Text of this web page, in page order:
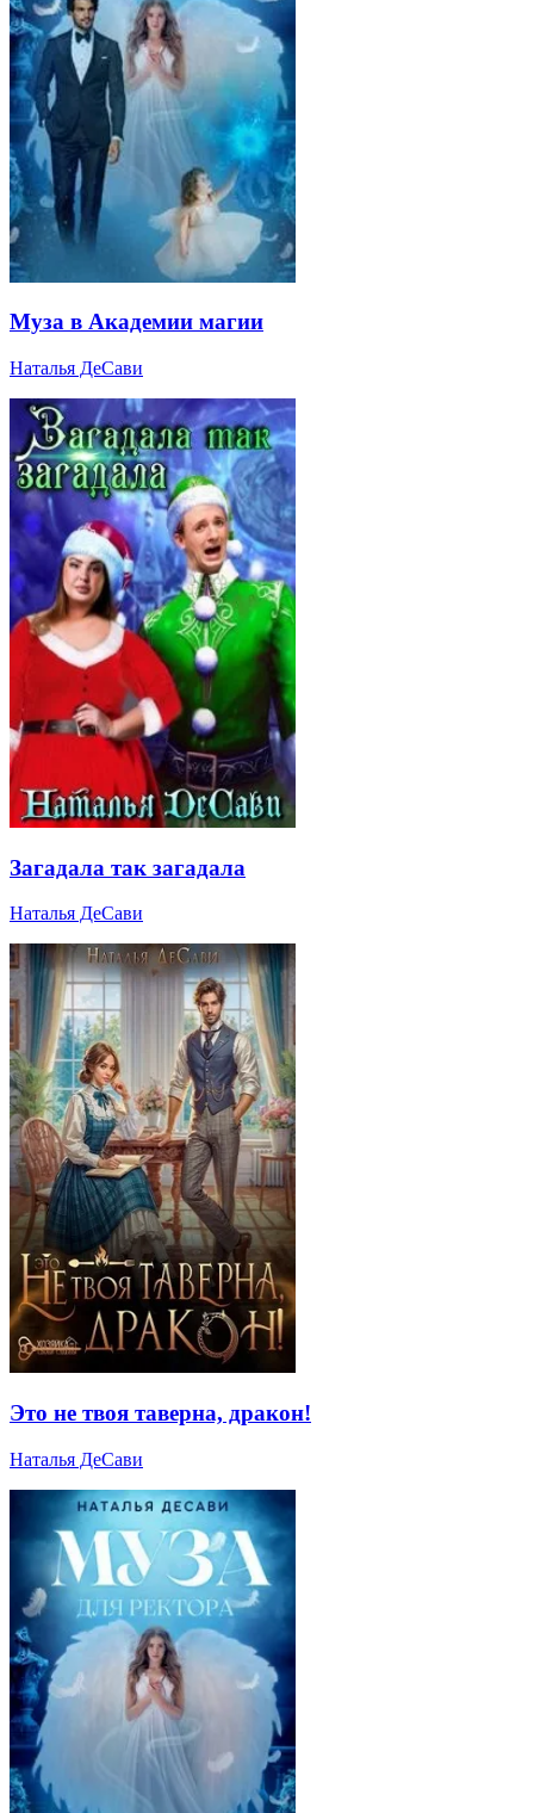
Муза в Академии магии
Наталья ДеСави
Загадала так загадала
Наталья ДеСави
Это не твоя таверна, дракон!
Наталья ДеСави